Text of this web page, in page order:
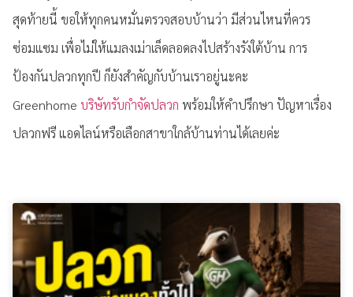
สุดท้ายนี้ ขอให้ทุกคนหมั่นตรวจสอบบ้านว่า มีส่วนไหนที่ควร
ซ่อมแซม เพื่อไม่ให้แมลงเม่าเล็ดลอดลงไปสร้างรังใต้บ้าน การ
ป้องกันปลวกทุกปี ก็ยังสำคัญกับบ้านเราอยู่นะคะ
Greenhome บริษัทรับกำจัดปลวก พร้อมให้คำปรึกษา ปัญหาเรื่อง
ปลวกฟรี แอดไลน์หรือเลือกสาขาใกล้บ้านท่านได้เลยค่ะ